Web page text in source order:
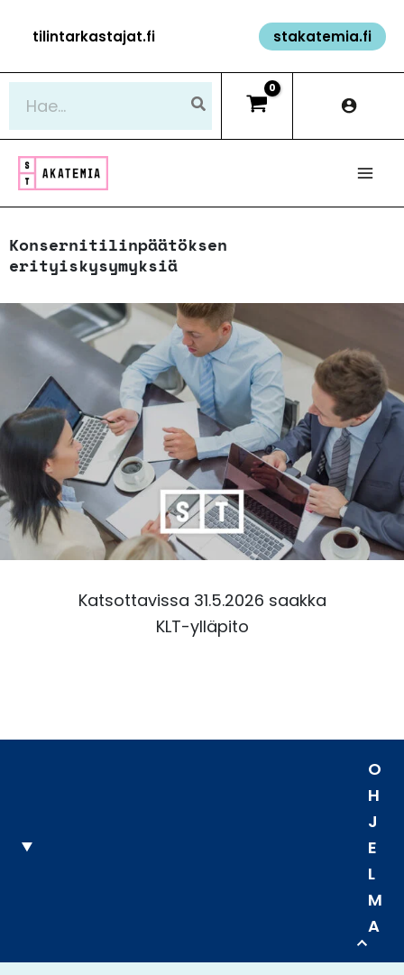
sisältöön
tilintarkastajat.fi stakatemia.fi
Konsernitilinpäätöksen
erityiskysymyksiä
Katsottavissa 31.5.2026 saakka
KLT-ylläpito
O
H
J
E
L
M
A